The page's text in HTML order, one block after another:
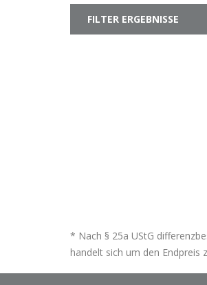
FILTER ERGEBNISSE
* Nach § 25a UStG
handelt sich um den Endpreis